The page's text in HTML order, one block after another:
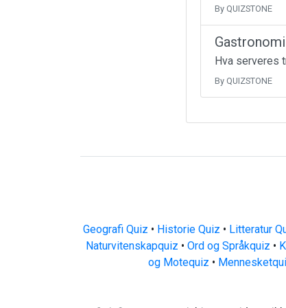
By QUIZSTONE
Gastronomi
Hva serveres
By QUIZSTONE
Geografi Quiz • Historie Quiz • Litteratur
Naturvitenskapquiz • Ord og Språkquiz •
og Motequiz •